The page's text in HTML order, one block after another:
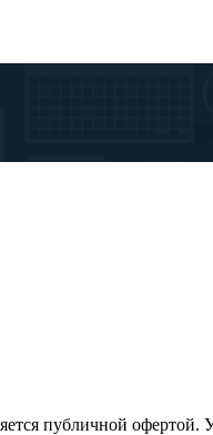
публичной офертой.